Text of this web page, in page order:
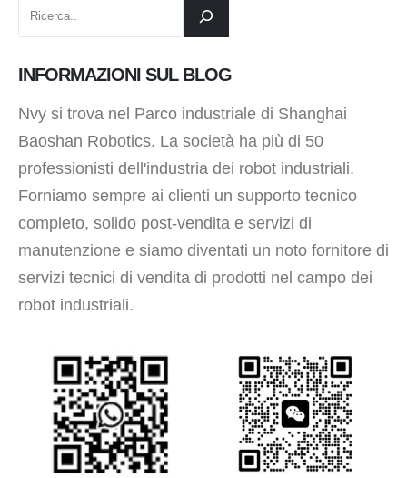
INFORMAZIONI SUL BLOG
Nvy si trova nel Parco industriale di Shanghai
Baoshan Robotics. La società ha più di 50
professionisti dell'industria dei robot industriali.
Forniamo sempre ai clienti un supporto tecnico
completo, solido post-vendita e servizi di
manutenzione e siamo diventati un noto fornitore di
servizi tecnici di vendita di prodotti nel campo dei
robot industriali.